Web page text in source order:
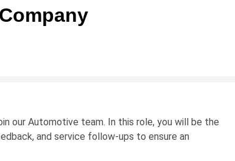
our Automotive team. In this role, you will be the
and service follow-ups to ensure an